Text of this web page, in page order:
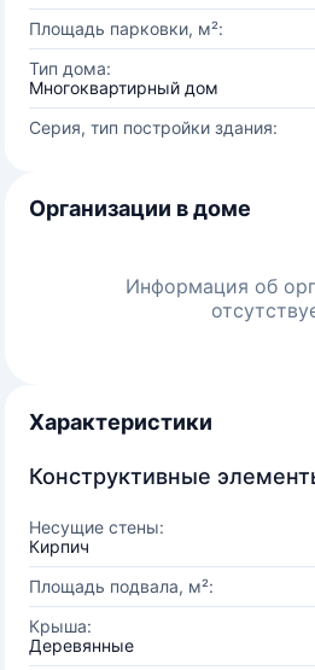
Площадь парковки, м²:
Тип дома:
Многоквартирный дом
Серия, тип постройки здания:
Организации в доме
Информация об
Характеристики
Конструктивные
Несущие стены:
Кирпич
Площадь подвала, м²:
Крыша:
Деревянные